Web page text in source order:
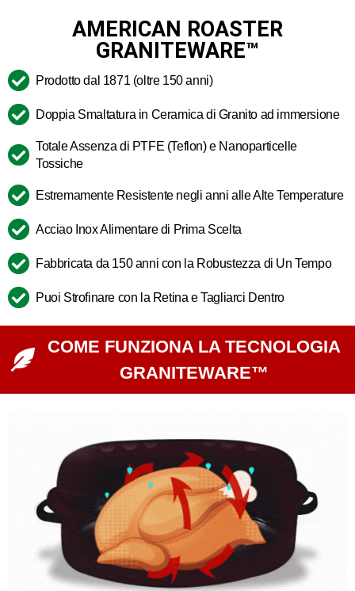
AMERICAN ROASTER
GRANITEWARE™
Prodotto dal 1871 (oltre 150 anni)
Doppia Smaltatura in Ceramica di Granito ad immersione
Totale Assenza di PTFE (Teflon) e Nanoparticelle
Tossiche
Estremamente Resistente negli anni alle Alte Temperature
Acciao Inox Alimentare di Prima Scelta
Fabbricata da 150 anni con la Robustezza di Un Tempo
Puoi Strofinare con la Retina e Tagliarci Dentro
COME FUNZIONA LA TECNOLOGIA
GRANITEWARE™